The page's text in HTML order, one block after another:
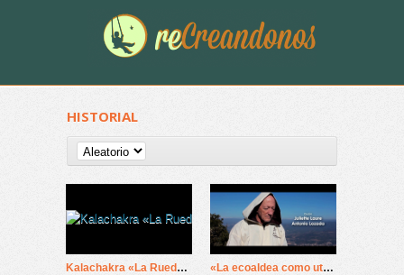
HISTORIAL
Kalachakra «La Rueda del Tiempo» «La ecoaldea como utopía», con Alberto Ruz